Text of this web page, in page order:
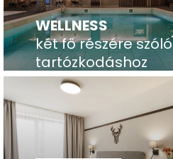
WELLNESS
két fő részére szóló
tartózkodáshoz